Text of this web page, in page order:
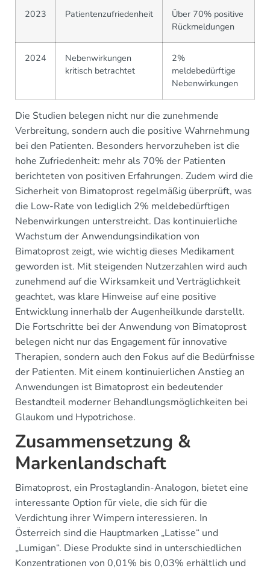
2023 Patientenzufriedenheit
Über 70% positive
Rückmeldungen
2024
Nebenwirkungen
kritisch betrachtet
2%
meldebedürftige
Nebenwirkungen
Die Studien belegen nicht nur die zunehmende
Verbreitung, sondern auch die positive Wahrnehmung
bei den Patienten. Besonders hervorzuheben ist die
hohe Zufriedenheit: mehr als 70% der Patienten
berichteten von positiven Erfahrungen. Zudem wird die
Sicherheit von Bimatoprost regelmäßig überprüft, was
die Low-Rate von lediglich 2% meldebedürftigen
Nebenwirkungen unterstreicht. Das kontinuierliche
Wachstum der Anwendungsindikation von
Bimatoprost zeigt, wie wichtig dieses Medikament
geworden ist. Mit steigenden Nutzerzahlen wird auch
zunehmend auf die Wirksamkeit und Verträglichkeit
geachtet, was klare Hinweise auf eine positive
Entwicklung innerhalb der Augenheilkunde darstellt.
Die Fortschritte bei der Anwendung von Bimatoprost
belegen nicht nur das Engagement für innovative
Therapien, sondern auch den Fokus auf die Bedürfnisse
der Patienten. Mit einem kontinuierlichen Anstieg an
Anwendungen ist Bimatoprost ein bedeutender
Bestandteil moderner Behandlungsmöglichkeiten bei
Glaukom und Hypotrichose.
Zusammensetzung &
Markenlandschaft
Bimatoprost, ein Prostaglandin-Analogon, bietet eine
interessante Option für viele, die sich für die
Verdichtung ihrer Wimpern interessieren. In
Österreich sind die Hauptmarken „Latisse“ und
„Lumigan“. Diese Produkte sind in unterschiedlichen
Konzentrationen von 0,01% bis 0,03% erhältlich und